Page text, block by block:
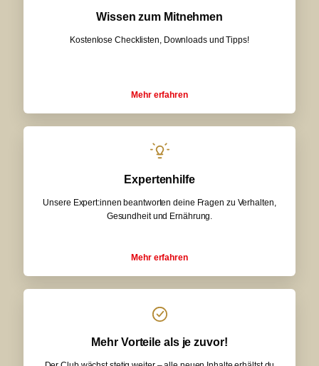
Wissen zum Mitnehmen
Kostenlose Checklisten, Downloads und Tipps!
Mehr erfahren
Expertenhilfe
Unsere Expert:innen beantworten deine Fragen zu Verhalten,
Gesundheit und Ernährung.
Mehr erfahren
Mehr Vorteile als je zuvor!